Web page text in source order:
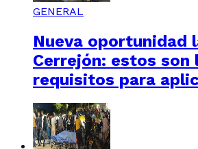
GENERAL
Nueva oportunidad
Cerrejón: estos son
requisitos para